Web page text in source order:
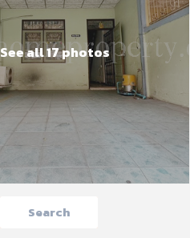
See all 17 photos